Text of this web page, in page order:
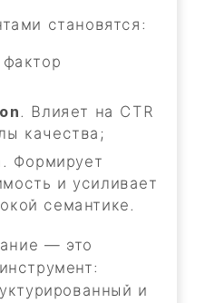
становятся:
. Влияет на CTR
качества;
. Формирует
и усиливает
семантике.
— это
и